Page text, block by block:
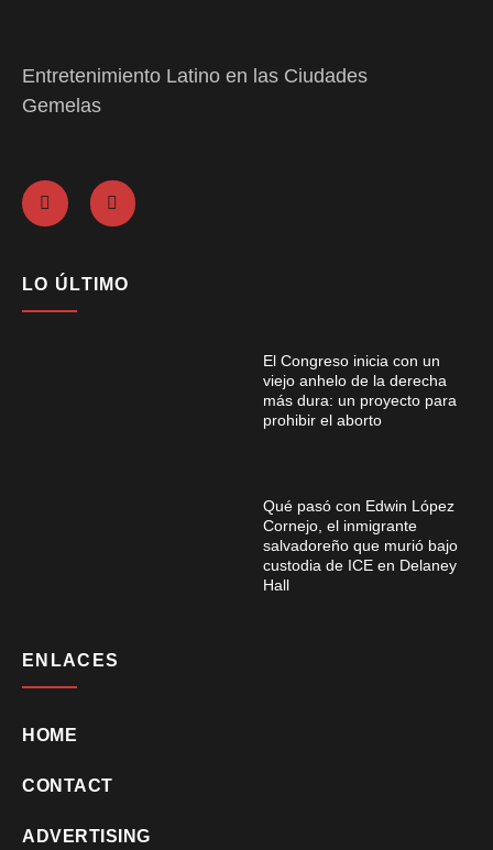
Entretenimiento Latino en las Ciudades
Gemelas
LO ÚLTIMO
El Congreso inicia con un
viejo anhelo de la derecha
más dura: un proyecto para
prohibir el aborto
Qué pasó con Edwin López
Cornejo, el inmigrante
salvadoreño que murió bajo
custodia de ICE en Delaney
Hall
ENLACES
HOME
CONTACT
ADVERTISING